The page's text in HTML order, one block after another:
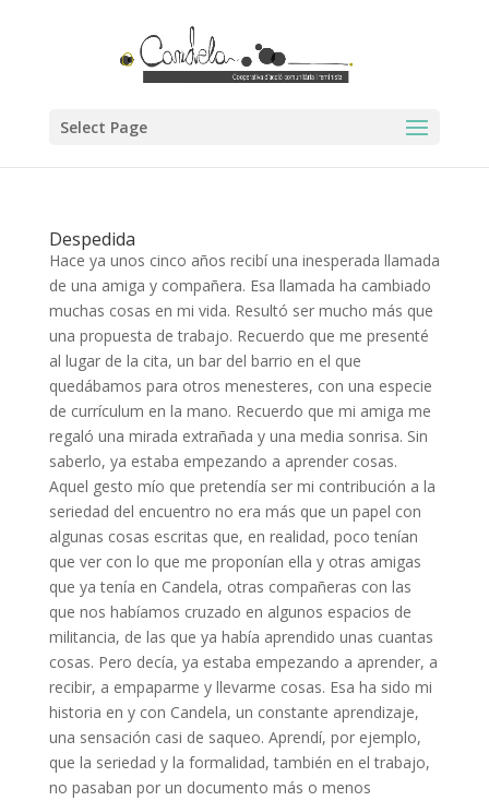
Select Page
Despedida
Hace ya unos cinco años recibí una inesperada llamada
de una amiga y compañera. Esa llamada ha cambiado
muchas cosas en mi vida. Resultó ser mucho más que
una propuesta de trabajo. Recuerdo que me presenté
al lugar de la cita, un bar del barrio en el que
quedábamos para otros menesteres, con una especie
de currículum en la mano. Recuerdo que mi amiga me
regaló una mirada extrañada y una media sonrisa. Sin
saberlo, ya estaba empezando a aprender cosas.
Aquel gesto mío que pretendía ser mi contribución a la
seriedad del encuentro no era más que un papel con
algunas cosas escritas que, en realidad, poco tenían
que ver con lo que me proponían ella y otras amigas
que ya tenía en Candela, otras compañeras con las
que nos habíamos cruzado en algunos espacios de
militancia, de las que ya había aprendido unas cuantas
cosas. Pero decía, ya estaba empezando a aprender, a
recibir, a empaparme y llevarme cosas. Esa ha sido mi
historia en y con Candela, un constante aprendizaje,
una sensación casi de saqueo. Aprendí, por ejemplo,
que la seriedad y la formalidad, también en el trabajo,
no pasaban por un documento más o menos